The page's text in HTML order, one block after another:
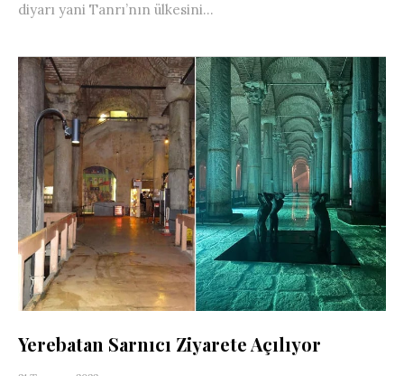
diyarı yani Tanrı’nın ülkesini...
Yerebatan Sarnıcı Ziyarete Açılıyor